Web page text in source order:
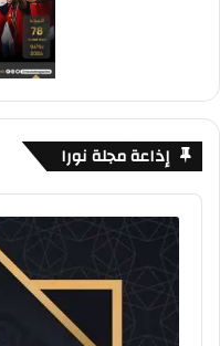
إذاعة مجلة نورا
Audio
Player